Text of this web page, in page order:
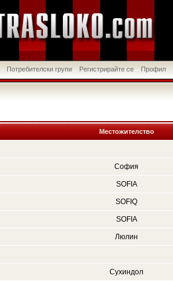
Потребителски групи Регистрирайте се Профил
Местожителство
София
SOFIA
SOFIQ
SOFIA
Люлин
Сухиндол